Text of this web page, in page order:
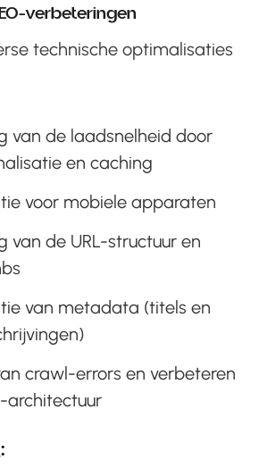
verbeteringen
technische optimalisaties
van de laadsnelheid door
en caching
voor mobiele apparaten
van de URL-structuur en
van metadata (titels en
crawl-errors en verbeteren
architectuur